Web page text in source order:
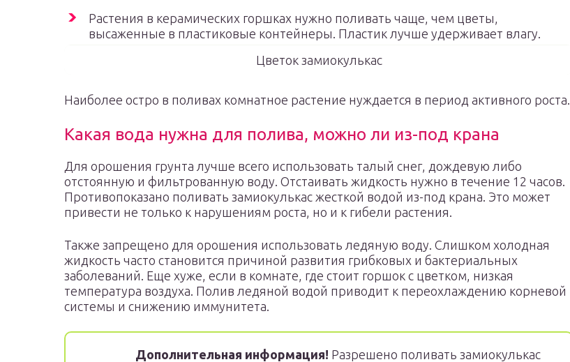
Растения в керамических горшках нужно поливать чаще, чем цветы,
высаженные в пластиковые контейнеры. Пластик лучше удерживает влагу.
Цветок замиокулькас
Наиболее остро в поливах комнатное растение нуждается в период активного роста.
Какая вода нужна для полива, можно ли из-под крана
Для орошения грунта лучше всего использовать талый снег, дождевую либо
отстоянную и фильтрованную воду. Отстаивать жидкость нужно в течение 12 часов.
Противопоказано поливать замиокулькас жесткой водой из-под крана. Это может
привести не только к нарушениям роста, но и к гибели растения.
Также запрещено для орошения использовать ледяную воду. Слишком холодная
жидкость часто становится причиной развития грибковых и бактериальных
заболеваний. Еще хуже, если в комнате, где стоит горшок с цветком, низкая
температура воздуха. Полив ледяной водой приводит к переохлаждению корневой
системы и снижению иммунитета.
Дополнительная информация! Разрешено поливать замиокулькас